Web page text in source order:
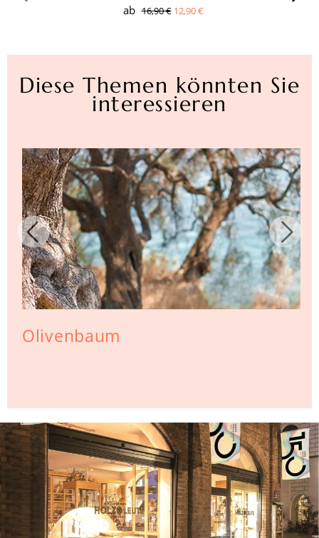
ab 16,90 € 12,90 €
Diese Themen könnten Sie
interessieren
Olivenbaum